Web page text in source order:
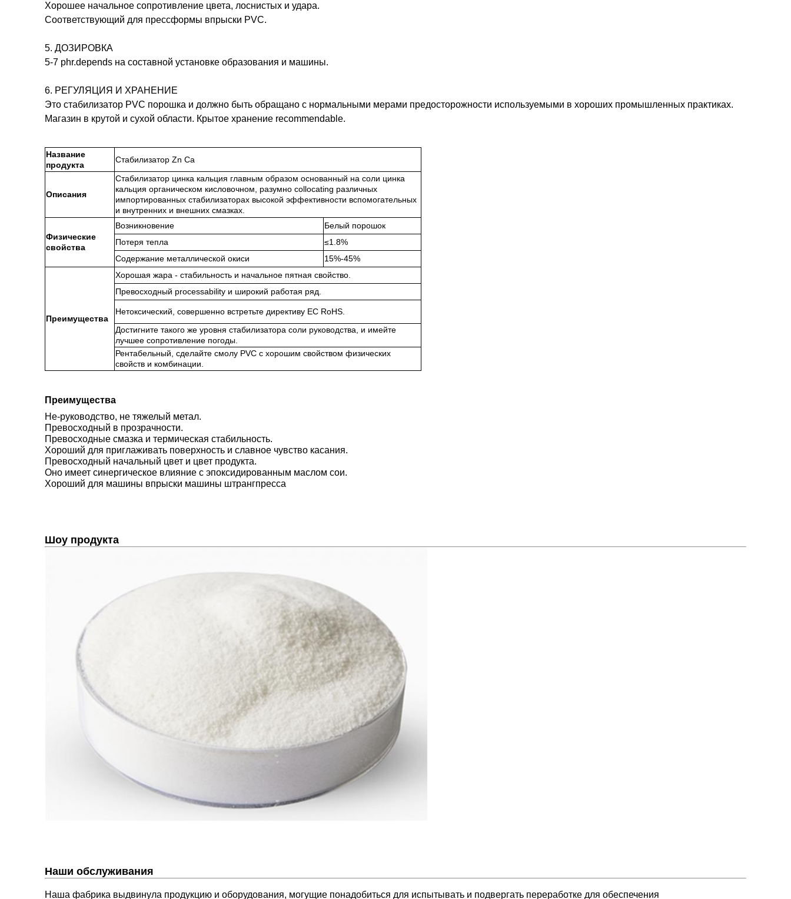
Хорошее начальное сопротивление цвета, лоснистых и удара.
Соответствующий для прессформы впрыски PVC.
5. ДОЗИРОВКА
5-7 phr.depends на составной установке образования и машины.
6. РЕГУЛЯЦИЯ И ХРАНЕНИЕ
Это стабилизатор PVC порошка и должно быть обращано с нормальными мерами предосторожности используемыми в хороших промышленных практиках.
Магазин в крутой и сухой области. Крытое хранение recommendable.
Название
продукта
Стабилизатор Zn Ca
Описания
Стабилизатор цинка кальция главным образом основанный на соли цинка
кальция органическом кисловочном, разумно collocating различных
импортированных стабилизаторах высокой эффективности вспомогательных
и внутренних и внешних смазках.
Физические
свойства
Возникновение
Белый порошок
Потеря тепла
≤1.8%
Содержание металлической окиси
15%-45%
Преимущества
Хорошая жара - стабильность и начальное пятная свойство.
Превосходный processability и широкий работая ряд.
Нетоксический, совершенно встретьте директиву ЕС RoHS.
Достигните такого же уровня стабилизатора соли руководства, и имейте
лучшее сопротивление погоды.
Рентабельный, сделайте смолу PVC с хорошим свойством физических
свойств и комбинации.
Преимущества
Не-руководство, не тяжелый метал.
Превосходный в прозрачности.
Превосходные смазка и термическая стабильность.
Хороший для приглаживать поверхность и славное чувство касания.
Превосходный начальный цвет и цвет продукта.
Оно имеет синергическое влияние с эпоксидированным маслом сои.
Хороший для машины впрыски машины штрангпресса
Шоу продукта
Наши обслуживания
Наша фабрика выдвинула продукцию и оборудования, могущие понадобиться для испытывать и подвергать переработке для обеспечения